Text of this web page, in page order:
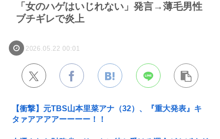
「女のハゲはいじれない」発言→薄毛男性
ブチギレで炎上
2026.05.22 00:01
【衝撃】元TBS山本里菜アナ（32）、『重大発表』キ
タァアアアアーーーー！！